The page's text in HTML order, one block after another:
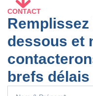
CONTACT
dessous et
brefs délais